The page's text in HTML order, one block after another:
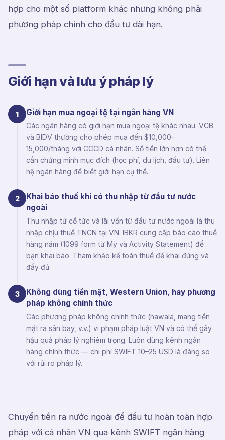
hợp cho một số platform khác nhưng không phải
phương pháp chính cho đầu tư dài hạn.
Giới hạn và lưu ý pháp lý
1 Giới hạn mua ngoại tệ tại ngân hàng VN
Các ngân hàng có giới hạn mua ngoại tệ khác nhau. VCB
và BIDV thường cho phép mua đến $10,000–
15,000/tháng với CCCD cá nhân. Số tiền lớn hơn có thể
cần chứng minh mục đích (học phí, du lịch, đầu tư). Liên
hệ ngân hàng để biết giới hạn cụ thể.
2
Khai báo thuế khi có thu nhập từ đầu tư nước
ngoài
Thu nhập từ cổ tức và lãi vốn từ đầu tư nước ngoài là thu
nhập chịu thuế TNCN tại VN. IBKR cung cấp báo cáo thuế
hàng năm (1099 form từ Mỹ và Activity Statement) để
bạn khai báo. Tham khảo kế toán thuế để khai đúng và
đầy đủ.
3
Không dùng tiền mặt, Western Union, hay phương
pháp không chính thức
Các phương pháp không chính thức (hawala, mang tiền
mặt ra sân bay, v.v.) vi phạm pháp luật VN và có thể gây
hậu quả pháp lý nghiêm trọng. Luôn dùng kênh ngân
hàng chính thức — chi phí SWIFT 10–25 USD là đáng so
với rủi ro pháp lý.
Chuyển tiền ra nước ngoài để đầu tư hoàn toàn hợp
pháp với cá nhân VN qua kênh SWIFT ngân hàng